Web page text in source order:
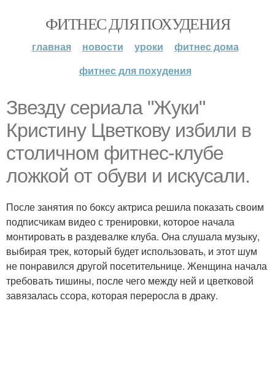
ФИТНЕС ДЛЯ ПОХУДЕНИЯ
главная новости уроки
фитнес дома
фитнес для похудения
Звезду сериала "Жуки"
Кристину Цветкову избили в
столичном фитнес-клубе
ложкой от обуви и искусали.
После занятия по боксу актриса решила показать своим
подписчикам видео с тренировки, которое начала
монтировать в раздевалке клуба. Она слушала музыку,
выбирая трек, который будет использовать, и этот шум
не понравился другой посетительнице. Женщина начала
требовать тишины, после чего между ней и цветковой
завязалась ссора, которая переросла в драку.